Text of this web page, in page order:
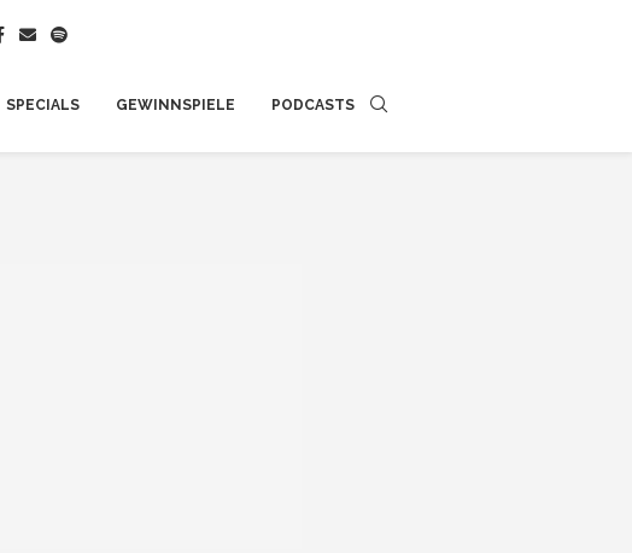
SPECIALS GEWINNSPIELE PODCASTS